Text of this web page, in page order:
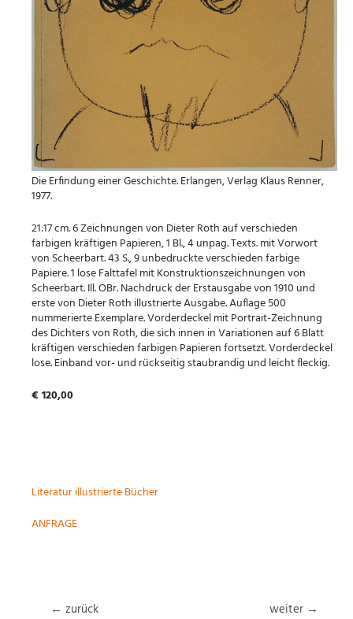
Die Erfindung einer Geschichte. Erlangen, Verlag Klaus Renner,
1977.
21:17 cm. 6 Zeichnungen von Dieter Roth auf verschieden
farbigen kräftigen Papieren, 1 Bl., 4 unpag. Texts. mit Vorwort
von Scheerbart. 43 S., 9 unbedruckte verschieden farbige
Papiere. 1 lose Falttafel mit Konstruktionszeichnungen von
Scheerbart. Ill. OBr. Nachdruck der Erstausgabe von 1910 und
erste von Dieter Roth illustrierte Ausgabe. Auflage 500
nummerierte Exemplare. Vorderdeckel mit Portrait-Zeichnung
des Dichters von Roth, die sich innen in Variationen auf 6 Blatt
kräftigen verschieden farbigen Papieren fortsetzt. Vorderdeckel
lose. Einband vor- und rückseitig staubrandig und leicht fleckig.
€ 120,00
Literatur illustrierte Bücher
ANFRAGE
Beitragsnavigation
← zurück weiter →